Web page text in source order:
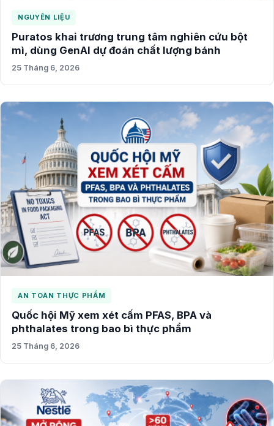
NGUYÊN LIỆU
Puratos khai trương trung tâm nghiên cứu bột
mì, dùng GenAI dự đoán chất lượng bánh
25 Tháng 6, 2026
AN TOÀN THỰC PHẨM
Quốc hội Mỹ xem xét cấm PFAS, BPA và
phthalates trong bao bì thực phẩm
25 Tháng 6, 2026